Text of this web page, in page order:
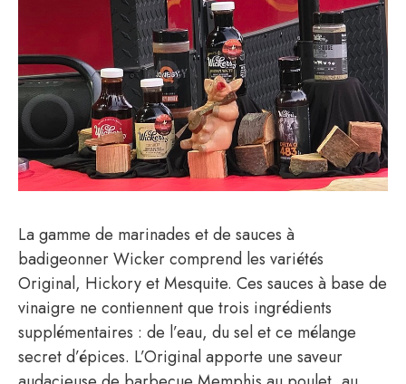
La gamme de marinades et de sauces à
badigeonner Wicker comprend les variétés
Original, Hickory et Mesquite. Ces sauces à base de
vinaigre ne contiennent que trois ingrédients
supplémentaires : de l’eau, du sel et ce mélange
secret d’épices. L’Original apporte une saveur